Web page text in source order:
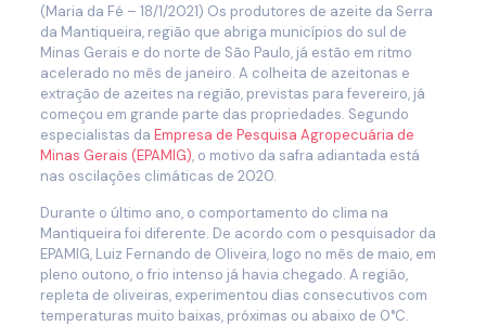
(Maria da Fé – 18/1/2021) Os produtores de azeite da Serra
da Mantiqueira, região que abriga municípios do sul de
Minas Gerais e do norte de São Paulo, já estão em ritmo
acelerado no mês de janeiro. A colheita de azeitonas e
extração de azeites na região, previstas para fevereiro, já
começou em grande parte das propriedades. Segundo
especialistas da Empresa de Pesquisa Agropecuária de
Minas Gerais (EPAMIG), o motivo da safra adiantada está
nas oscilações climáticas de 2020.
Durante o último ano, o comportamento do clima na
Mantiqueira foi diferente. De acordo com o pesquisador da
EPAMIG, Luiz Fernando de Oliveira, logo no mês de maio, em
pleno outono, o frio intenso já havia chegado. A região,
repleta de oliveiras, experimentou dias consecutivos com
temperaturas muito baixas, próximas ou abaixo de 0°C.